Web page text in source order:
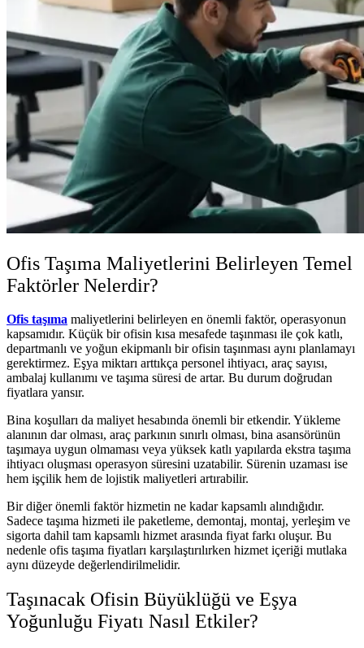
Ofis Taşıma Maliyetlerini Belirleyen Temel
Faktörler Nelerdir?
Ofis taşıma maliyetlerini belirleyen en önemli faktör, operasyonun
kapsamıdır. Küçük bir ofisin kısa mesafede taşınması ile çok katlı,
departmanlı ve yoğun ekipmanlı bir ofisin taşınması aynı planlamayı
gerektirmez. Eşya miktarı arttıkça personel ihtiyacı, araç sayısı,
ambalaj kullanımı ve taşıma süresi de artar. Bu durum doğrudan
fiyatlara yansır.
Bina koşulları da maliyet hesabında önemli bir etkendir. Yükleme
alanının dar olması, araç parkının sınırlı olması, bina asansörünün
taşımaya uygun olmaması veya yüksek katlı yapılarda ekstra taşıma
ihtiyacı oluşması operasyon süresini uzatabilir. Sürenin uzaması ise
hem işçilik hem de lojistik maliyetleri artırabilir.
Bir diğer önemli faktör hizmetin ne kadar kapsamlı alındığıdır.
Sadece taşıma hizmeti ile paketleme, demontaj, montaj, yerleşim ve
sigorta dahil tam kapsamlı hizmet arasında fiyat farkı oluşur. Bu
nedenle ofis taşıma fiyatları karşılaştırılırken hizmet içeriği mutlaka
aynı düzeyde değerlendirilmelidir.
Taşınacak Ofisin Büyüklüğü ve Eşya
Yoğunluğu Fiyatı Nasıl Etkiler?